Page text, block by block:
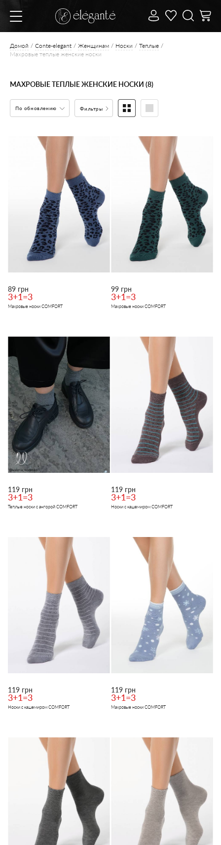
Домой Conte-elegant Женщинам Носки
Теплые
Махровые теплые женские носки
МАХРОВЫЕ ТЕПЛЫЕ ЖЕНСКИЕ НОСКИ (8)
По обновлению Фильтры
89 грн
3+1=3
Махровые носки COMFORT
99 грн
3+1=3
Махровые носки COMFORT
119 грн
3+1=3
Теплые носки с ангорой COMFORT
119 грн
3+1=3
Носки с кашемиром COMFORT
119 грн
3+1=3
Носки с кашемиром COMFORT
119 грн
3+1=3
Махровые носки COMFORT